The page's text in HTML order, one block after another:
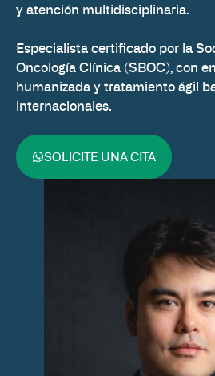
y atención multidisciplinaria.
Especialista certificado por la
Oncología Clínica (SBOC), con
humanizada y tratamiento ágil
internacionales.
SOLICITE UNA CITA